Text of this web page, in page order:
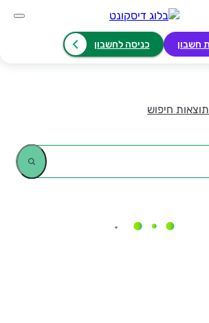
חשבון כניסה לחשבון
תוצאות חיפוש